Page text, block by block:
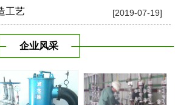
[2019-07-19]
工艺
企业风采